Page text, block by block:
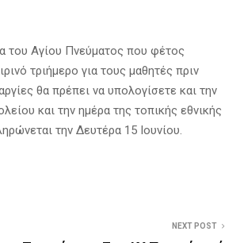
του Αγίου Πνεύματος που φέτος
τριήμερο για τους μαθητές πριν
θα πρέπει να υπολογίσετε και την
και την ημέρα της τοπικής εθνικής
την Δευτέρα 15 Ιουνίου.
NEXT POST